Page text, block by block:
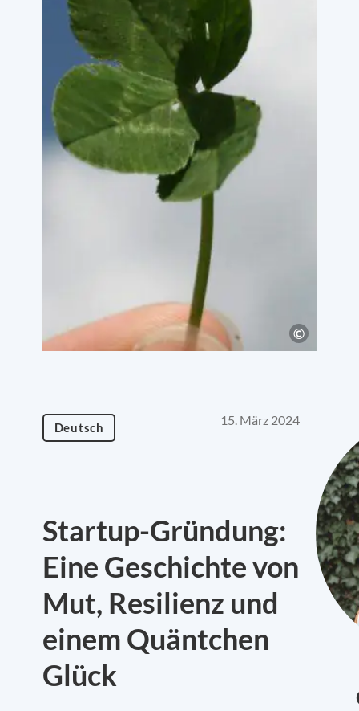
Deutsch 15. März 2024
Startup-Gründung:
Eine Geschichte von
Mut, Resilienz und
einem Quäntchen
Glück